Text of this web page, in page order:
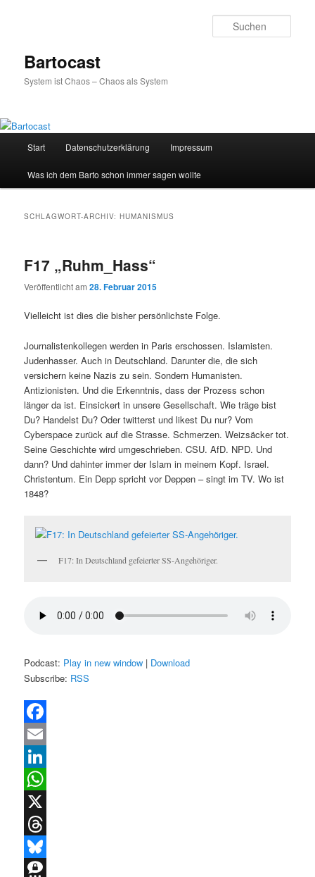
Bartocast
System ist Chaos – Chaos als System
Start Datenschutzerklärung Impressum
Was ich dem Barto schon immer sagen wollte
SCHLAGWORT-ARCHIV:HUMANISMUS
F17 „Ruhm_Hass“
Veröffentlicht am28. Februar 2015
Vielleicht ist dies die bisher persönlichste Folge.
Journalistenkollegen werden in Paris erschossen. Islamisten.
Judenhasser. Auch in Deutschland. Darunter die, die sich
versichern keine Nazis zu sein. Sondern Humanisten.
Antizionisten. Und die Erkenntnis, dass der Prozess schon
länger da ist. Einsickert in unsere Gesellschaft. Wie träge bist
Du? Handelst Du? Oder twitterst und likest Du nur? Vom
Cyberspace zurück auf die Strasse. Schmerzen. Weizsäcker tot.
Seine Geschichte wird umgeschrieben. CSU. AfD. NPD. Und
dann? Und dahinter immer der Islam in meinem Kopf. Israel.
Christentum. Ein Depp spricht vor Deppen – singt im TV. Wo ist
1848?
F17: In Deutschland gefeierter SS-Angehöriger.
Podcast: Play in new window | Download
Subscribe: RSS
Facebook
Email
LinkedIn
WhatsApp
X
Threads
Bluesky